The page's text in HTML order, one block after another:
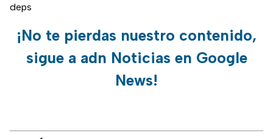
deps
¡No te pierdas nuestro contenido,
sigue a adn Noticias en Google
News!